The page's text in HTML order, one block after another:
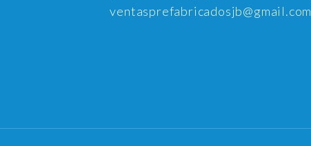
ventasprefabricadosjb@gmail.com